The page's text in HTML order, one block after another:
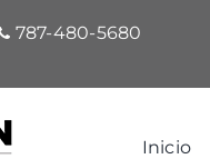
787-480-5680
Inicio